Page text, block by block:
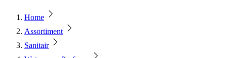
Home
Assortiment
Sanitair